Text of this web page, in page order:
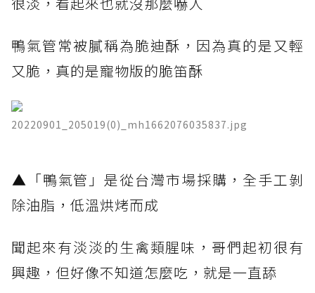
鴨氣管常被膩稱為脆迪酥，因為真的是又輕
又脆，真的是寵物版的脆笛酥
20220901_205019(0)_mh1662076035837.jpg
​▲「鴨氣管」是從台灣市場採購，全手工剝
除油脂，低溫烘烤而成
聞起來有淡淡的生禽類腥味，哥們起初很有
興趣，但好像不知道怎麼吃，就是一直舔